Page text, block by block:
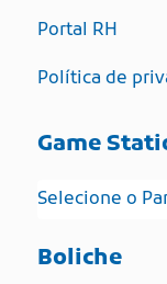
Portal RH
Política de
Game
Boliche